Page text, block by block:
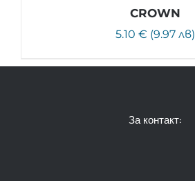
CROWN
5.10 € (9.97 лв)
За контакт: